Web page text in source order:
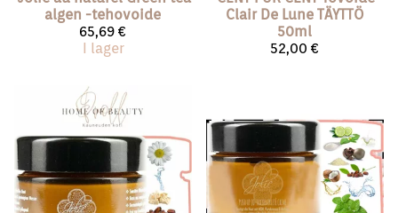
algen -tehovoide
65,69 €
I lager
Clair De Lune TÄYTTÖ
50ml
52,00 €